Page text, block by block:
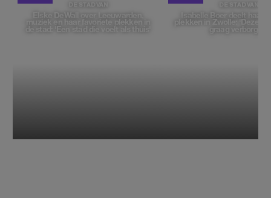
DE STAD VAN
Elske DeWall over Leeuwarden,
muziek en haar favoriete plekken in
de stad: 'Een stad die voelt als thuis'
DE STAD VAN
Isabelle Boer deelt haar
plekken in Zwolle: 'Deze
graag verborgen'